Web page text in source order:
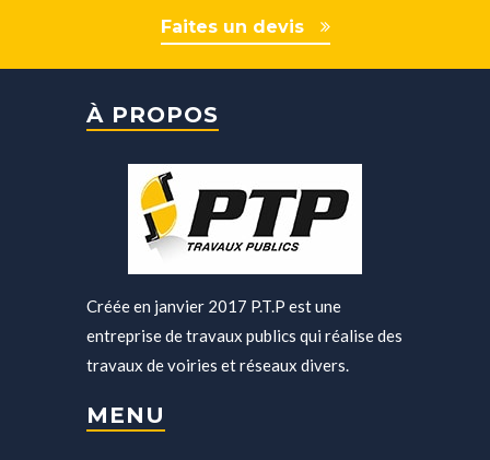
Faites un devis
À PROPOS
Créée en janvier 2017 P.T.P est une
entreprise de travaux publics qui réalise des
travaux de voiries et réseaux divers.
MENU